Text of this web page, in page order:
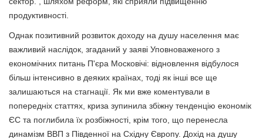
продуктивності.
Однак позитивний розвиток доходу на душу населення має
важливий наслідок, згаданий у заяві Уповноваженого з
економічних питань П'єра Московічі: відновлення відбулося
більш інтенсивно в деяких країнах, тоді як інші все ще
залишаються на стагнації. Як ми вже коментували в
попередніх статтях, криза зупинила збіжну тенденцію економік
ЄС та поглибила їх розбіжності, крім того, що перенесла
динамізм ВВП з Південної на Східну Європу. Дохід на душу